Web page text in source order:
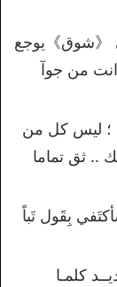
شوق》يوجع
من جوآ
؛ ليس كل من
.. ثق تماما
بِقَول تَباً
ﻛﻠﻤـﺎ